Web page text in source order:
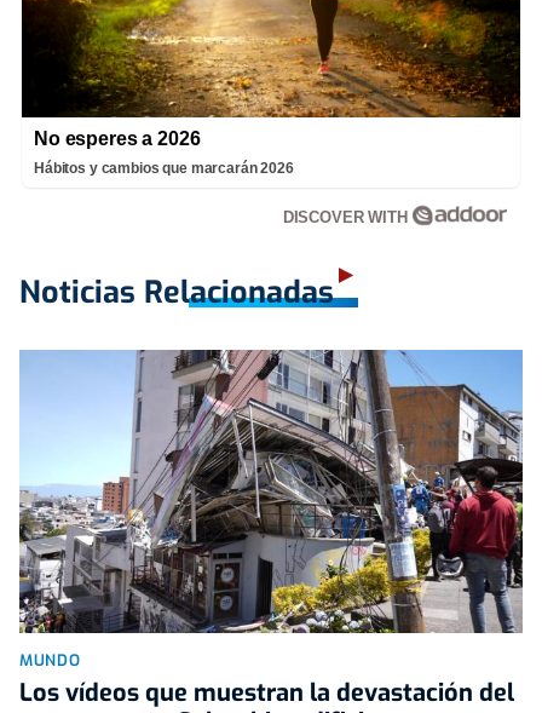
No esperes a 2026
Hábitos y cambios que marcarán 2026
DISCOVER WITH
Noticias Relacionadas
MUNDO
Los vídeos que muestran la devastación del